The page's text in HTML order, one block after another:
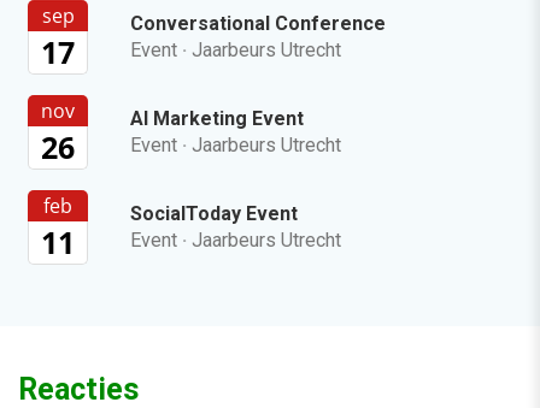
sep
17
Conversational Conference
Event · Jaarbeurs Utrecht
nov
26
AI Marketing Event
Event · Jaarbeurs Utrecht
feb
11
SocialToday Event
Event · Jaarbeurs Utrecht
Reacties